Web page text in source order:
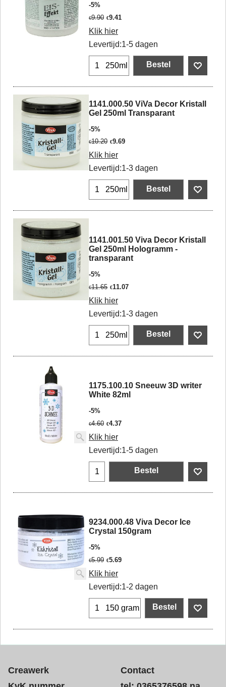
-5%
€9.90 €9.41
Klik hier
Levertijd:1-5 dagen
250ml Bestel
1141.000.50 ViVa Decor Kristall
Gel 250ml Transparant
-5%
€10.20 €9.69
Klik hier
Levertijd:1-3 dagen
250ml Bestel
1141.001.50 Viva Decor Kristall
Gel 250ml Hologramm -
transparant
-5%
€11.65 €11.07
Klik hier
Levertijd:1-3 dagen
250ml Bestel
1175.100.10 Sneeuw 3D writer
White 82ml
-5%
€4.60 €4.37
Klik hier
Levertijd:1-5 dagen
Bestel
9234.000.48 Viva Decor Ice
Crystal 150gram
-5%
€5.99 €5.69
Klik hier
Levertijd:1-2 dagen
150 gram Bestel
Creawerk
Contact